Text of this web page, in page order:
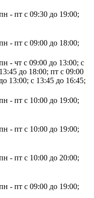
- пт с 09:30 до 19:00;
- пт с 09:00 до 18:00;
- чт с 09:00 до 13:00; с
13:45 до 18:00; пт с 09:00
до 13:00; с 13:45 до 16:45;
- пт с 10:00 до 19:00;
- пт с 10:00 до 19:00;
- пт с 10:00 до 20:00;
- пт с 09:00 до 19:00;